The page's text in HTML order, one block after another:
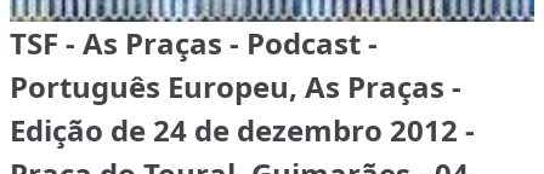
TSF - As Praças - Podcast -
Português Europeu, As Praças -
Edição de 24 de dezembro 2012 -